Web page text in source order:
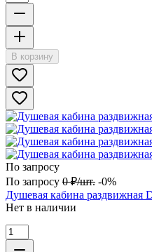
В корзину
По запросу
По запросу 0 ₽/шт. -0%
Душевая кабина раздвижная
Нет в наличии